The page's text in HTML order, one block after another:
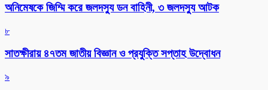
অনিমেষকে জিম্মি করে জলদস্যু ডন বাহিনী, ৩ জলদস্যু আটক
৮
সাতক্ষীরায় ৪৭তম জাতীয় বিজ্ঞান ও প্রযুক্তি সপ্তাহ উদ্বোধন
৯